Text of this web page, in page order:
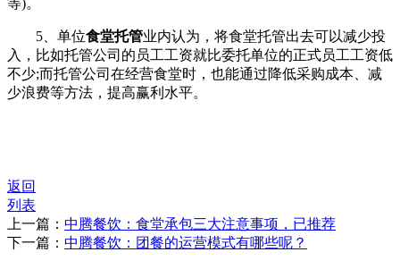
5、单位食堂托管业内认为，将食堂托管出去可以减少投
入，比如托管公司的员工工资就比委托单位的正式员工工资低
不少;而托管公司在经营食堂时，也能通过降低采购成本、减
少浪费等方法，提高赢利水平。
返回
列表
上一篇： 中腾餐饮：食堂承包三大注意事项，已推荐
下一篇： 中腾餐饮：团餐的运营模式有哪些呢？